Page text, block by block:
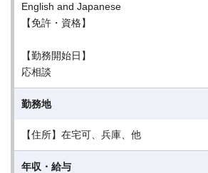
English and Japanese
【免許・資格】
【勤務開始日】
応相談
勤務地
【住所】在宅可、兵庫、他
年収・給与